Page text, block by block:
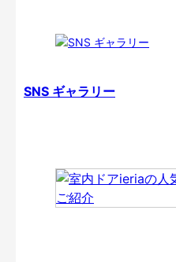
SNS ギャラリー